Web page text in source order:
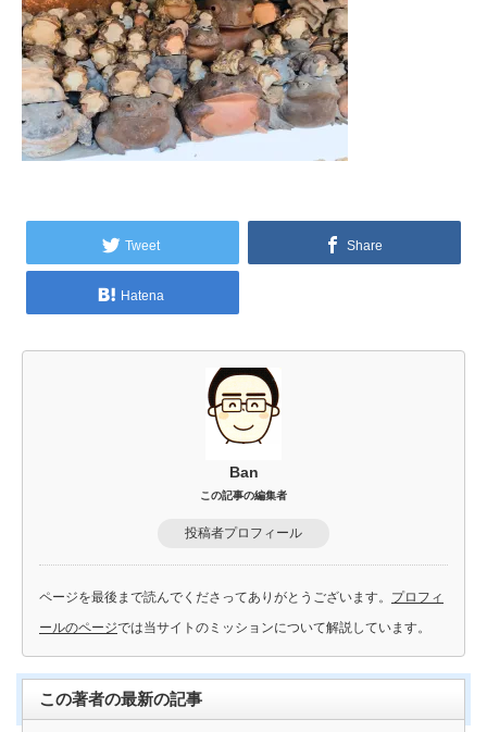
Tweet Share
Hatena
Ban
この記事の編集者
投稿者プロフィール
ページを最後まで読んでくださってありがとうございます。 プロフィ
ールのページでは当サイトのミッションについて解説しています。
この著者の最新の記事